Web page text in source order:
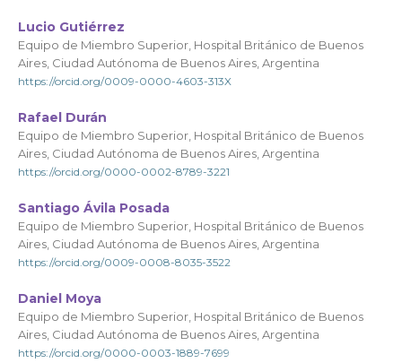
Lucio Gutiérrez
Equipo de Miembro Superior, Hospital Británico de Buenos
Aires, Ciudad Autónoma de Buenos Aires, Argentina
https://orcid.org/0009-0000-4603-313X
Rafael Durán
Equipo de Miembro Superior, Hospital Británico de Buenos
Aires, Ciudad Autónoma de Buenos Aires, Argentina
https://orcid.org/0000-0002-8789-3221
Santiago Ávila Posada
Equipo de Miembro Superior, Hospital Británico de Buenos
Aires, Ciudad Autónoma de Buenos Aires, Argentina
https://orcid.org/0009-0008-8035-3522
Daniel Moya
Equipo de Miembro Superior, Hospital Británico de Buenos
Aires, Ciudad Autónoma de Buenos Aires, Argentina
https://orcid.org/0000-0003-1889-7699